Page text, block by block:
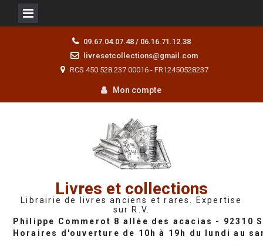
09.67.04.07.48 / 06.16.71.12.38
livresetcollections@gmail.com
RCS 450 528 237 00016 - FR12450528237
Mon compte
Livres et collections
Librairie de livres anciens et rares. Expertise
sur R.V.